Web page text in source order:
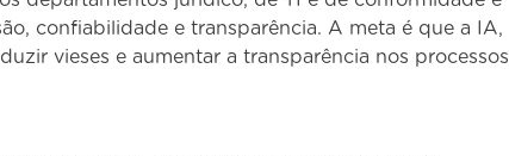
confiabilidade e transparência. A meta é que a IA,
vieses e aumentar a transparência nos processos